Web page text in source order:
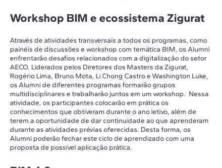
Workshop BIM e ecossistema Zigurat
Através de atividades transversais a todos os programas, como
painéis de discussões e workshop com temática BIM, os Alumni
enfrentarão desafios relacionados com a digitalização do setor
AECO. Liderados pelos Diretores dos Masters da Zigurat,
Rogério Lima, Bruno Mota, Li Chong Castro e Washington Luke,
os Alumni de diferentes programas formarão grupos
multidisciplinares e trabalharão juntos em um workshop. Nessa
atividade, os participantes colocarão em prática os
conhecimentos que obtiveram durante o ano letivo, além de
terem a oportunidade de dar continuidade ao que aprenderam
durante as atividades prévias oferecidas. Desta forma, os
Alumni poderão fechar este ciclo de aprendizado com uma
proposta de possível aplicação prática.